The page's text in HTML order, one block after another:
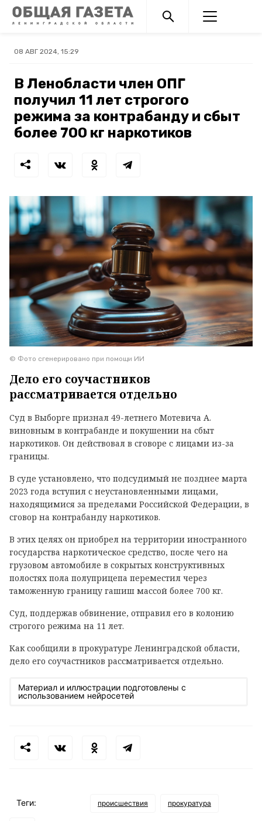
08 АВГ 2024, 15:29
В Ленобласти член ОПГ
получил 11 лет строгого
режима за контрабанду и сбыт
более 700 кг наркотиков
© Фото сгенерировано при помощи ИИ
Дело его соучастников
рассматривается отдельно
Суд в Выборге признал 49-летнего Мотевича А.
виновным в контрабанде и покушении на сбыт
наркотиков. Он действовал в сговоре с лицами из-за
границы.
В суде установлено, что подсудимый не позднее марта
2023 года вступил с неустановленными лицами,
находящимися за пределами Российской Федерации, в
сговор на контрабанду наркотиков.
В этих целях он приобрел на территории иностранного
государства наркотическое средство, после чего на
грузовом автомобиле в сокрытых конструктивных
полостях пола полуприцепа переместил через
таможенную границу гашиш массой более 700 кг.
Суд, поддержав обвинение, отправил его в колонию
строгого режима на 11 лет.
Как сообщили в прокуратуре Ленинградской области,
дело его соучастников рассматривается отдельно.
Материал и иллюстрации подготовлены с
использованием нейросетей
Теги: происшествия прокуратура